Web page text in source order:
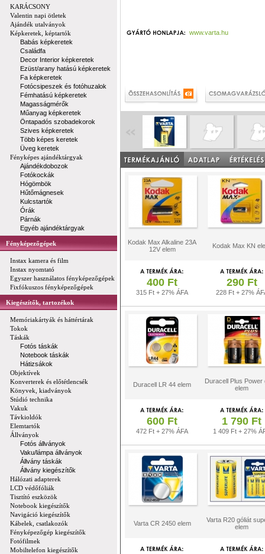
KARÁCSONY
Valentin napi ötletek
Ajándék utalványok
Képkeretek, képtartók
Babás képkeretek
Családfa
Decor Interior képkeretek
Ezüst/arany hatású képkeretek
Fa képkeretek
Fotócsipeszek és fotóhuzalok
Fémhatású képkeretek
Magasságmérők
Műanyag képkeretek
Öntapadós szobadekorok
Szives képkeretek
Több képes keretek
Üveg keretek
Fényképes ajándéktárgyak
Ajándékdobozok
Fotókockák
Hógömbök
Hűtőmágnesek
Kulcstartók
Órák
Párnák
Egyéb ajándéktárgyak
Fényképezőgépek
Instax kamera és film
Instax nyomtató
Egyszer használatos fényképezőgépek
Fixfókuszos fényképezőgépek
Kiegészítők, tartozékok
Memóriakártyák és háttértárak
Tokok
Táskák
Fotós táskák
Notebook táskák
Hátizsákok
Objektívek
Konverterek és előtétlencsék
Könyvek, kiadványok
Stúdió technika
Vakuk
Távkioldók
Elemtartók
Állványok
Fotós állványok
Vaku/lámpa állványok
Állvány táskák
Állvány kiegészítők
Hálózati adapterek
LCD védőfóliák
Tisztító eszközök
Notebook kiegészítők
Navigáció kiegészítők
Kábelek, csatlakozók
Fényképezőgép kiegészítők
Fotófilmek
Mobiltelefon kiegészítők
www.varta.hu
Kodak Max Alkaline 23A
12V elem
Kodak Max KN
400 Ft
315 Ft + 27% ÁFA
290 Ft
228 Ft + 27%
Duracell LR 44 elem
Duracell Plus Power
elem
600 Ft
472 Ft + 27% ÁFA
1 790 Ft
1 409 Ft + 27%
Varta CR 2450 elem
Varta R20 góliát
elem